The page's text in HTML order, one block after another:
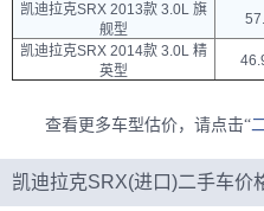
凯迪拉克SRX 2013款 3.0L 旗
舰型
凯迪拉克SRX 2014款 3.0L 精
英型
查看更多车型估价，请点击“
凯迪拉克SRX(进口)二手车价